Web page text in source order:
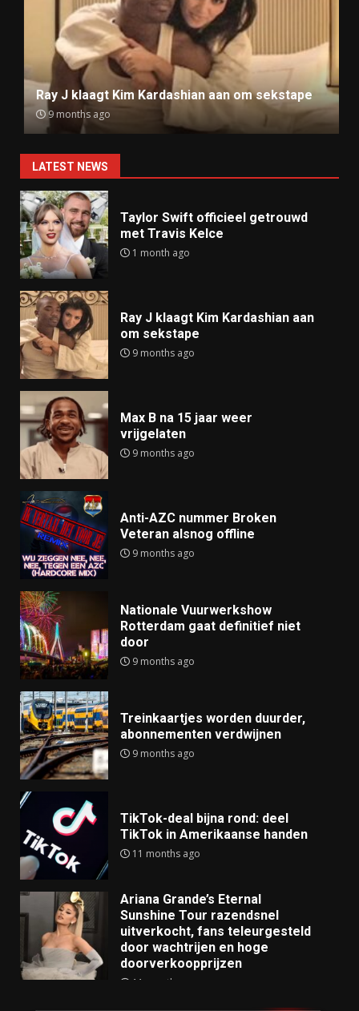
Ray J klaagt Kim Kardashian aan om sekstape
9 months ago
LATEST NEWS
Taylor Swift officieel getrouwd
met Travis Kelce
1 month ago
Ray J klaagt Kim Kardashian aan
om sekstape
9 months ago
Max B na 15 jaar weer
vrijgelaten
9 months ago
Anti-AZC nummer Broken
Veteran alsnog offline
9 months ago
Nationale Vuurwerkshow
Rotterdam gaat definitief niet
door
9 months ago
Treinkaartjes worden duurder,
abonnementen verdwijnen
9 months ago
TikTok-deal bijna rond: deel
TikTok in Amerikaanse handen
11 months ago
Ariana Grande’s Eternal
Sunshine Tour razendsnel
uitverkocht, fans teleurgesteld
door wachtrijen en hoge
doorverkoopprijzen
11 months ago